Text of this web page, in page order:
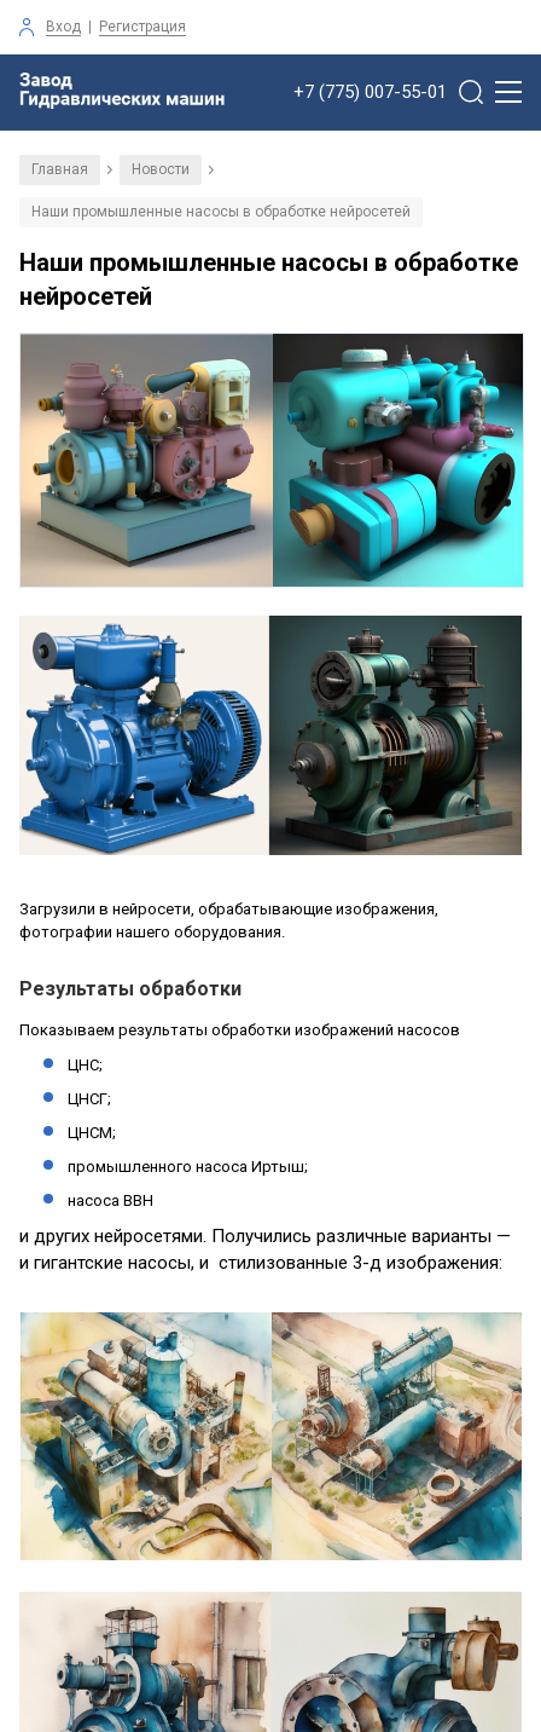
Вход | Регистрация
+7 (775) 007-55-01
Главная / Новости /
Наши промышленные насосы в обработке нейросетей
Наши промышленные насосы в обработке
нейросетей
Загрузили в нейросети, обрабатывающие изображения,
фотографии нашего оборудования.
Результаты обработки
Показываем результаты обработки изображений насосов
ЦНС;
ЦНСГ;
ЦНСМ;
промышленного насоса Иртыш;
насоса ВВН
и других нейросетями. Получились различные варианты —
и гигантские насосы, и стилизованные 3-д изображения: